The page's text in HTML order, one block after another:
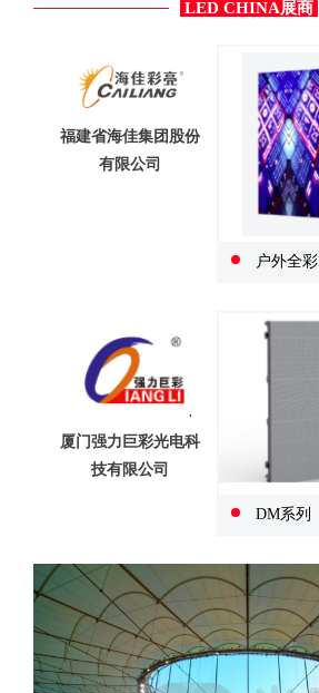
LED CHINA展商
福建省海佳集团股份
有限公司
户外全彩
厦门强力巨彩光电科
技有限公司
DM系列